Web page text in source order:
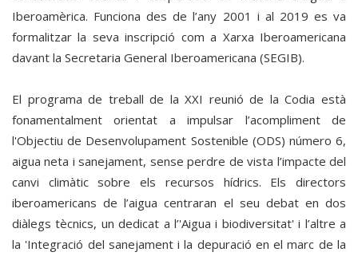
Iberoamèrica. Funciona des de l’any 2001 i al 2019 es va
formalitzar la seva inscripció com a Xarxa Iberoamericana
davant la Secretaria General Iberoamericana (SEGIB).
El programa de treball de la XXI reunió de la Codia està
fonamentalment orientat a impulsar l’acompliment de
l'Objectiu de Desenvolupament Sostenible (ODS) número 6,
aigua neta i sanejament, sense perdre de vista l’impacte del
canvi climàtic sobre els recursos hídrics. Els directors
iberoamericans de l’aigua centraran el seu debat en dos
diàlegs tècnics, un dedicat a l’'Aigua i biodiversitat' i l’altre a
la 'Integració del sanejament i la depuració en el marc de la